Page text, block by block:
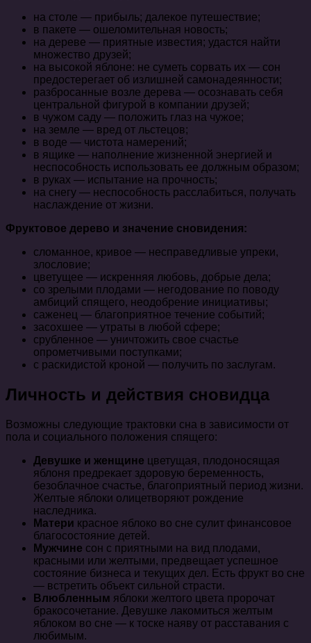
на столе — прибыль; далекое путешествие;
в пакете — ошеломительная новость;
на дереве — приятные известия; удастся найти
множество друзей;
на высокой яблоне: не суметь сорвать их — сон
предостерегает об излишней самонадеянности;
разбросанные возле дерева — осознавать себя
центральной фигурой в компании друзей;
в чужом саду — положить глаз на чужое;
на земле — вред от льстецов;
в воде — чистота намерений;
в ящике — наполнение жизненной энергией и
неспособность использовать ее должным образом;
в руках — испытание на прочность;
на снегу — неспособность расслабиться, получать
наслаждение от жизни.
Фруктовое дерево и значение сновидения:
сломанное, кривое — несправедливые упреки,
злословие;
цветущее — искренняя любовь, добрые дела;
со зрелыми плодами — негодование по поводу
амбиций спящего, неодобрение инициативы;
саженец — благоприятное течение событий;
засохшее — утраты в любой сфере;
срубленное — уничтожить свое счастье
опрометчивыми поступками;
с раскидистой кроной — получить по заслугам.
Личность и действия сновидца
Возможны следующие трактовки сна в зависимости от
пола и социального положения спящего:
Девушке и женщине цветущая, плодоносящая
яблоня предрекает здоровую беременность,
безоблачное счастье, благоприятный период жизни.
Желтые яблоки олицетворяют рождение
наследника.
Матери красное яблоко во сне сулит финансовое
благосостояние детей.
Мужчине сон с приятными на вид плодами,
красными или желтыми, предвещает успешное
состояние бизнеса и текущих дел. Есть фрукт во сне
— встретить объект сильной страсти.
Влюбленным яблоки желтого цвета пророчат
бракосочетание. Девушке лакомиться желтым
яблоком во сне — к тоске наяву от расставания с
любимым.